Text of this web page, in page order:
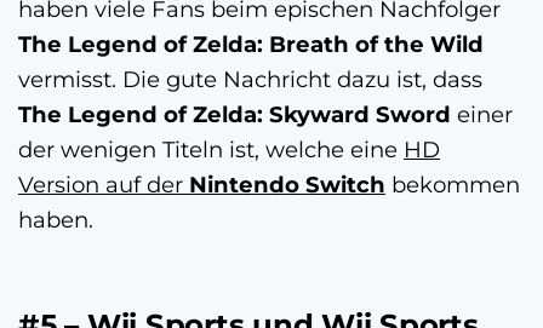
haben viele Fans beim epischen Nachfolger
The Legend of Zelda: Breath of the Wild
vermisst. Die gute Nachricht dazu ist, dass
The Legend of Zelda: Skyward Sword einer
der wenigen Titeln ist, welche eine HD
Version auf der Nintendo Switch bekommen
haben.